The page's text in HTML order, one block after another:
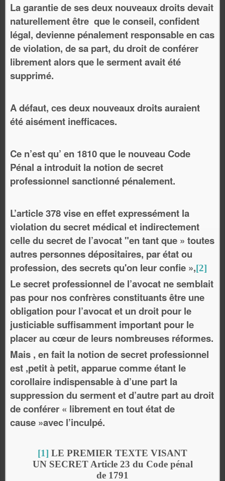
La garantie de ses deux nouveaux droits devait
naturellement être que le conseil, confident
légal, devienne pénalement responsable en cas
de violation, de sa part, du droit de conférer
librement alors que le serment avait été
supprimé.
A défaut, ces deux nouveaux droits auraient
été aisément inefficaces.
Ce n’est qu’ en 1810 que le nouveau Code
Pénal a introduit la notion de secret
professionnel sanctionné pénalement.
L’article 378 vise en effet expressément la
violation du secret médical et indirectement
celle du secret de l’avocat "en tant que » toutes
autres personnes dépositaires, par état ou
profession, des secrets qu'on leur confie »,[2]
Le secret professionnel de l’avocat ne semblait
pas pour nos confrères constituants être une
obligation pour l’avocat et un droit pour le
justiciable suffisamment important pour le
placer au cœur de leurs nombreuses réformes.
Mais , en fait la notion de secret professionnel
est ,petit à petit, apparue comme étant le
corollaire indispensable à d’une part la
suppression du serment et d’autre part au droit
de conférer « librement en tout état de
cause »avec l’inculpé.
[1] LE PREMIER TEXTE VISANT
UN SECRET Article 23 du Code pénal
de 1791